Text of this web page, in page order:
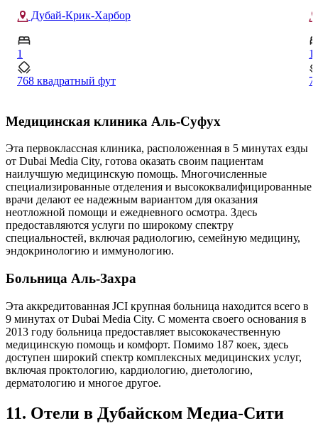
Джумейра Виллидж Серкл (JVC)
1
754 квадратный фут
Медицинская клиника Аль-Суфух
Эта первоклассная клиника, расположенная в 5 минутах езды
от Dubai Media City, готова оказать своим пациентам
наилучшую медицинскую помощь. Многочисленные
специализированные отделения и высококвалифицированные
врачи делают ее надежным вариантом для оказания
неотложной помощи и ежедневного осмотра. Здесь
предоставляются услуги по широкому спектру
специальностей, включая радиологию, семейную медицину,
эндокринологию и иммунологию.
Больница Аль-Захра
Эта аккредитованная JCI крупная больница находится всего в
9 минутах от Dubai Media City. С момента своего основания в
2013 году больница предоставляет высококачественную
медицинскую помощь и комфорт. Помимо 187 коек, здесь
доступен широкий спектр комплексных медицинских услуг,
включая проктологию, кардиологию, диетологию,
дерматологию и многое другое.
11. Отели в Дубайском Медиа-Сити